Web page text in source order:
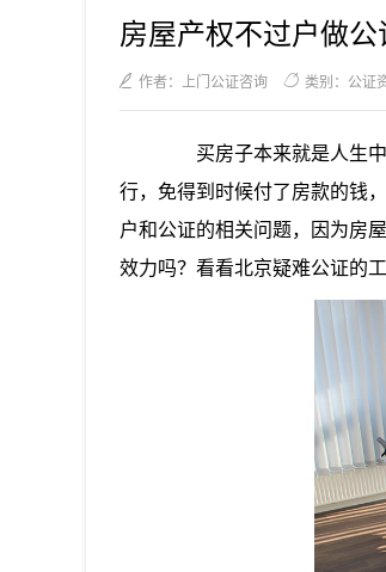
房屋产权不过户做
作者：上门公证咨询 类别：公证
买房子本来就是人生中
行，免得到时候付了房款的钱
户和公证的相关问题，因为房
效力吗？看看北京疑难公证的